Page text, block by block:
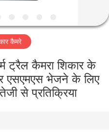
कैमरे
ट्रैल कैमरा शिकार के
एसएमएस भेजने के लिए
से प्रतिक्रिया